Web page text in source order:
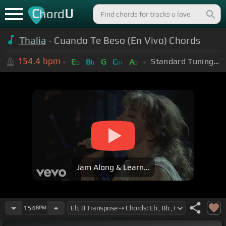
ChordU
Thalia - Cuando Te Beso (En Vivo) Chords
154.4 bpm Eb Bb G Cm Ab Standard Tuning (EADGBE)
Jam Along & Learn...
154BPM